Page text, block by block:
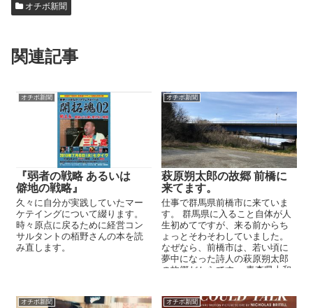
オチボ新聞
関連記事
オチボ新聞
『弱者の戦略 あるいは
僻地の戦略』
久々に自分が実践していたマー
ケテイングについて綴ります。
時々原点に戻るために経営コン
サルタントの栢野さんの本を読
み直します。
オチボ新聞
萩原朔太郎の故郷 前橋に
来てます。
仕事で群馬県前橋市に来ていま
す。 群馬県に入ること自体が人
生初めてですが、来る前からち
ょっとそわそわしていました。
なぜなら、前橋市は、若い頃に
夢中になった詩人の萩原朔太郎
の故郷だからです。 青森県十和
オチボ新聞 オチボ新聞